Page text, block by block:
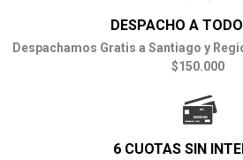
DESPACHO A
Despachamos Gratis a Santiago y
$150.000
6 CUOTAS SIN